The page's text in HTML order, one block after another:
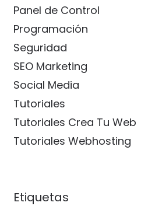
Panel de Control
Programación
Seguridad
SEO Marketing
Social Media
Tutoriales
Tutoriales Crea Tu Web
Tutoriales Webhosting
Etiquetas